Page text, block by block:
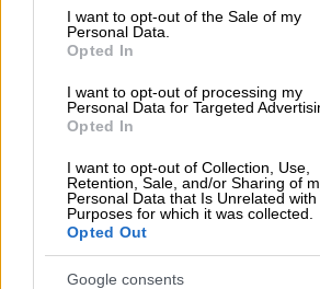
consent section.
I want to opt-out of the Sale of my
Personal Data.
Opted In
I want to opt-out of processing my
Personal Data for Targeted
Opted In
I want to opt-out of Collection, Use,
Retention, Sale, and/or Sharing of
Personal Data that Is Unrelated
Purposes for which it was collected.
Opted Out
Google consents
Αθλητισμός|03.06.2026 22:59
Σκληρή μάχη στο ΣΕΦ: Ο
λύγισε τον Παναθηναϊκό
τελικό
Οι Ερυθρόλευκοι έκαναν το
επί των Πρασίνων